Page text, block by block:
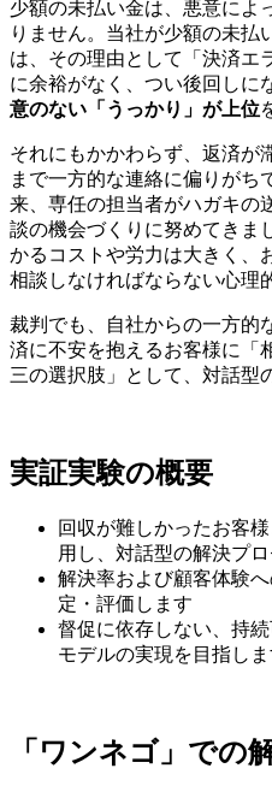
少額の未払い金は、悪意によ
りません。当社が少額の未払
は、その理由として「決済エ
に余裕がなく、つい後回しに
意のない「うっかり」が上位
それにもかかわらず、返済が
まで一方的な連絡に偏りがち
来、専任の担当者がハガキの
談の機会づくりに努めてきま
かるコストや労力は大きく、
相談しなければならない心理
裁判でも、自社からの一方的
済に不安を抱えるお客様に「
三の選択肢」として、対話型
実証実験の概要
回収が難しかったお客
用し、対話型の解決プ
解決率および顧客体験
定・評価します
督促に依存しない、持
モデルの実現を目指しま
「ワンネゴ」での